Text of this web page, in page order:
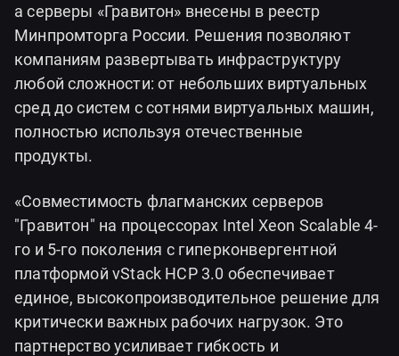
а серверы «Гравитон» внесены в реестр
Минпромторга России. Решения позволяют
компаниям развертывать инфраструктуру
любой сложности: от небольших виртуальных
сред до систем с сотнями виртуальных машин,
полностью используя отечественные
продукты.
«Совместимость флагманских серверов
"Гравитон" на процессорах Intel Xeon Scalable 4-
го и 5-го поколения с гиперконвергентной
платформой vStack HCP 3.0 обеспечивает
единое, высокопроизводительное решение для
критически важных рабочих нагрузок. Это
партнерство усиливает гибкость и